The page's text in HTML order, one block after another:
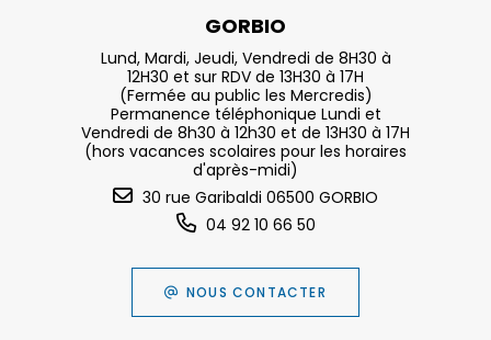
GORBIO
Lund, Mardi, Jeudi, Vendredi de 8H30 à
12H30 et sur RDV de 13H30 à 17H
(Fermée au public les Mercredis)
Permanence téléphonique Lundi et
Vendredi de 8h30 à 12h30 et de 13H30 à 17H
(hors vacances scolaires pour les horaires
d'après-midi)
30 rue Garibaldi 06500 GORBIO
04 92 10 66 50
NOUS CONTACTER